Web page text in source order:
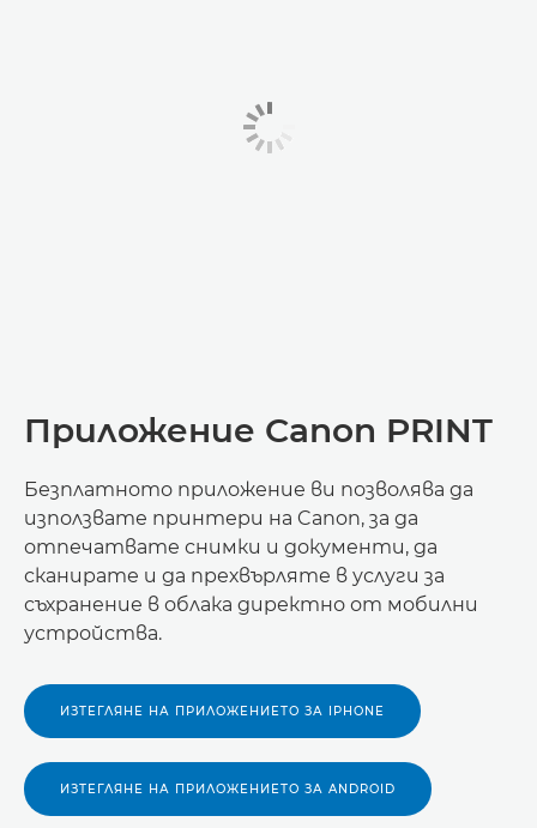
Приложение Canon PRINT
Безплатното приложение ви позволява да
използвате принтери на Canon, за да
отпечатвате снимки и документи, да
сканирате и да прехвърляте в услуги за
съхранение в облака директно от мобилни
устройства.
ИЗТЕГЛЯНЕ НА ПРИЛОЖЕНИЕТО ЗА IPHONE
ИЗТЕГЛЯНЕ НА ПРИЛОЖЕНИЕТО ЗА ANDROID